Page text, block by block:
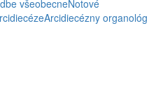
všeobecneNotové
Arcidiecézny organológ